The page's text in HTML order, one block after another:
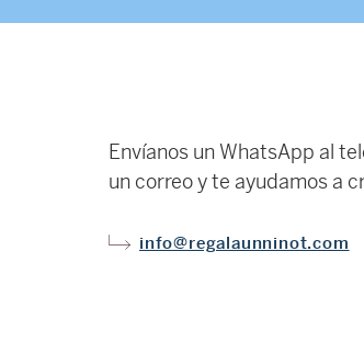
Envíanos un WhatsApp al
un correo y te ayudamos a
info@regalaunninot.com